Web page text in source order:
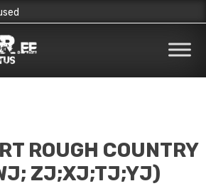
ROUGH COUNTRY
ZJ;XJ;TJ;YJ)